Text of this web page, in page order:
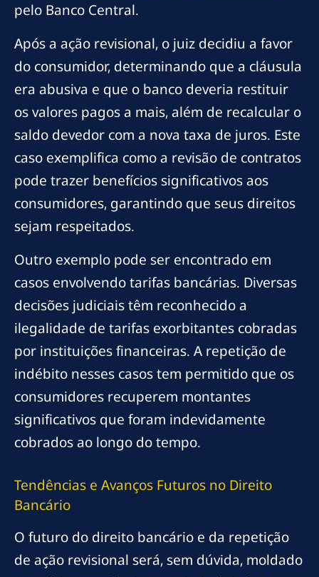
pelo Banco Central.
Após a ação revisional, o juiz decidiu a favor
do consumidor, determinando que a cláusula
era abusiva e que o banco deveria restituir
os valores pagos a mais, além de recalcular o
saldo devedor com a nova taxa de juros. Este
caso exemplifica como a revisão de contratos
pode trazer benefícios significativos aos
consumidores, garantindo que seus direitos
sejam respeitados.
Outro exemplo pode ser encontrado em
casos envolvendo tarifas bancárias. Diversas
decisões judiciais têm reconhecido a
ilegalidade de tarifas exorbitantes cobradas
por instituições financeiras. A repetição de
indébito nesses casos tem permitido que os
consumidores recuperem montantes
significativos que foram indevidamente
cobrados ao longo do tempo.
Tendências e Avanços Futuros no Direito
Bancário
O futuro do direito bancário e da repetição
de ação revisional será, sem dúvida, moldado